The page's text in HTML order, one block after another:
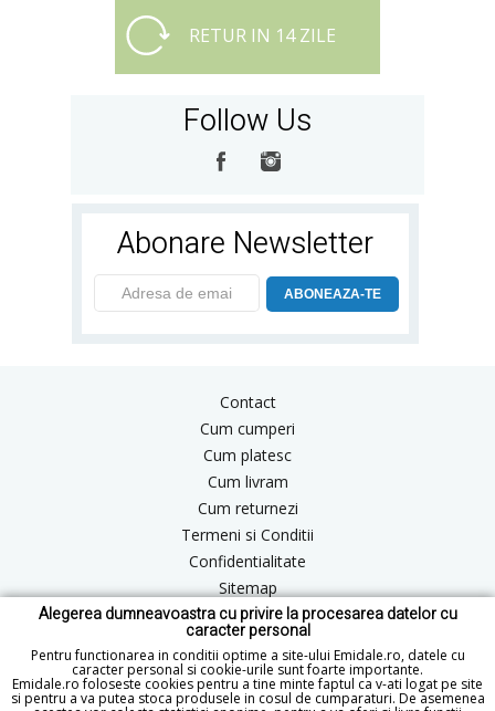
Alegerea dumneavoastra cu privire la procesarea datelor cu
caracter personal
Pentru functionarea in conditii optime a site-ului Emidale.ro, datele cu
caracter personal si cookie-urile sunt foarte importante.
Emidale.ro foloseste cookies pentru a tine minte faptul ca v-ati logat pe site
si pentru a va putea stoca produsele in cosul de cumparaturi. De asemenea
RETUR IN 14 ZILE
Follow Us
Abonare Newsletter
ABONEAZA-TE
Contact
Cum cumperi
Cum platesc
Cum livram
Cum returnezi
Termeni si Conditii
Confidentialitate
Sitemap
Blog
ANPC